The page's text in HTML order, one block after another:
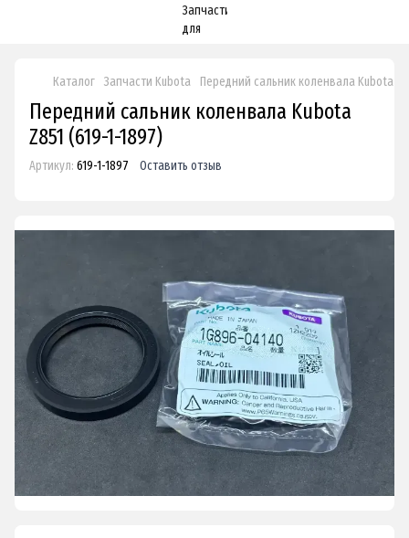
Каталог Запчасти Kubota Передний сальник коленвала Kubota
Передний сальник коленвала Kubota
Z851 (619-1-1897)
Артикул: 619-1-1897 Оставить отзыв